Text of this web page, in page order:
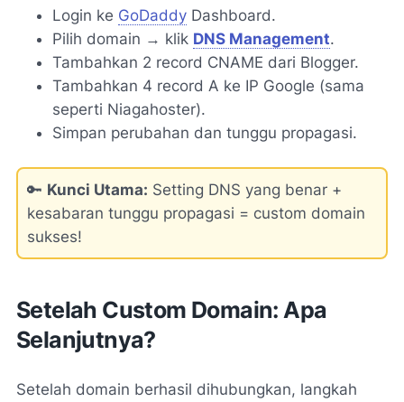
Login ke GoDaddy Dashboard.
Pilih domain → klik DNS Management.
Tambahkan 2 record CNAME dari Blogger.
Tambahkan 4 record A ke IP Google (sama
seperti Niagahoster).
Simpan perubahan dan tunggu propagasi.
🔑 Kunci Utama: Setting DNS yang benar +
kesabaran tunggu propagasi = custom domain
sukses!
Setelah Custom Domain: Apa
Selanjutnya?
Setelah domain berhasil dihubungkan, langkah